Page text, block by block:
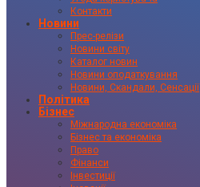
Контакти
Новини
Прес-релізи
Новини світу
Каталог новин
Новини оподаткування
Новини, Скандали, Сенсації
Політика
Бізнес
Міжнародна економіка
Бізнес та економіка
Право
Фінанси
Інвестиції